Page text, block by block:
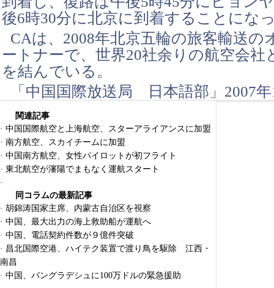
後6時30分に北京に到着することにな
CAは、2008年北京五輪の旅客輸送の
ートナーで、世界20社余りの航空会社
を結んでいる。
「中国国際放送局 日本語部」2007年
関連記事
· 中国国際航空と上海航空、スターアライアンスに加盟
· 南方航空、スカイチームに加盟
· 中国南方航空、女性パイロットが初フライト
· 東北航空が瀋陽でまもなく運航スタート
·
同コラムの最新記事
· 胡錦涛国家主席、内蒙古自治区を視察
· 中国、最大出力の海上救助船が運航へ
· 中国、電話契約件数が９億件突破
· 昌北国際空港、ハイテク装置で渡り鳥を駆除 江西・
南昌
· 中国、バングラデシュに100万ドルの緊急援助